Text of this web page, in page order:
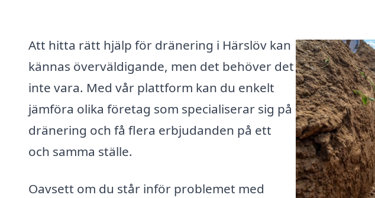
Att hitta rätt hjälp för dränering i Härslöv kan
kännas överväldigande, men det behöver det
inte vara. Med vår plattform kan du enkelt
jämföra olika företag som specialiserar sig på
dränering och få flera erbjudanden på ett
och samma ställe.
Oavsett om du står inför problemet med